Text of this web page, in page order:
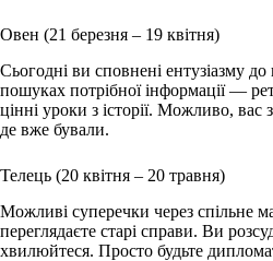
Овен (21 березня – 19 квітня)
Сьогодні ви сповнені ентузіазму
пошуках потрібної інформації —
цінні уроки з історії. Можливо,
де вже бували.
Телець (20 квітня – 20 травня)
Можливі суперечки через
переглядаєте старі справи. Ви
хвилюйтеся. Просто будьте